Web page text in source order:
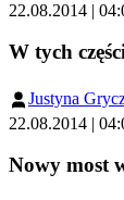
22.08.2014 |
W tych
Justyna
22.08.2014 |
Nowy most